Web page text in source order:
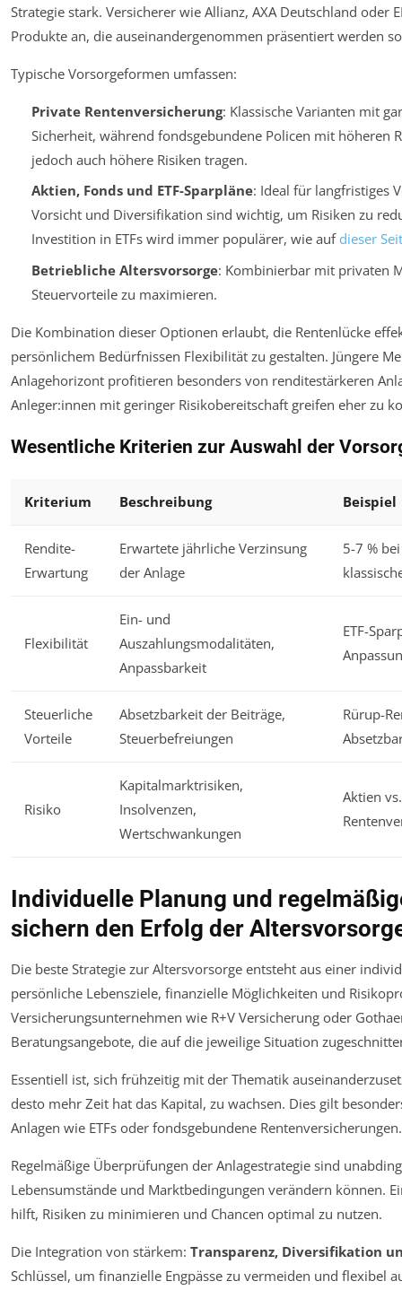
Strategie stark. Versicherer wie Allianz, AXA Deutschland oder
Produkte an, die auseinandergenommen präsentiert werden
Typische Vorsorgeformen umfassen:
Private Rentenversicherung: Klassische Varianten mit
Sicherheit, während fondsgebundene Policen mit höheren
jedoch auch höhere Risiken tragen.
Aktien, Fonds und ETF-Sparpläne: Ideal für langfristiges
Vorsicht und Diversifikation sind wichtig, um Risiken zu
Investition in ETFs wird immer populärer, wie auf dieser
Betriebliche Altersvorsorge: Kombinierbar mit privaten
Steuervorteile zu maximieren.
Die Kombination dieser Optionen erlaubt, die Rentenlücke
persönlichem Bedürfnissen Flexibilität zu gestalten. Jüngere
Anlagehorizont profitieren besonders von renditestärkeren
Anleger:innen mit geringer Risikobereitschaft greifen eher zu
Wesentliche Kriterien zur Auswahl der
Kriterium Beschreibung Beispiel
Rendite-
Erwartung
Erwartete jährliche Verzinsung
der Anlage
5-7 %
Flexibilität
Ein- und
Auszahlungsmodalitäten,
Anpassbarkeit
ETF-
Steuerliche
Vorteile
Absetzbarkeit der Beiträge,
Steuerbefreiungen
Rürup-
Risiko
Kapitalmarktrisiken,
Insolvenzen,
Wertschwankungen
Aktien
Individuelle Planung und
sichern den Erfolg der
Die beste Strategie zur Altersvorsorge entsteht aus einer
persönliche Lebensziele, finanzielle Möglichkeiten und
Versicherungsunternehmen wie R+V Versicherung oder
Beratungsangebote, die auf die jeweilige Situation
Essentiell ist, sich frühzeitig mit der Thematik
desto mehr Zeit hat das Kapital, zu wachsen. Dies gilt
Anlagen wie ETFs oder fondsgebundene Rentenversicherungen.
Regelmäßige Überprüfungen der Anlagestrategie sind
Lebensumstände und Marktbedingungen verändern können.
hilft, Risiken zu minimieren und Chancen optimal zu nutzen.
Die Integration von stärkem: Transparenz, Diversifikation
Schlüssel, um finanzielle Engpässe zu vermeiden und flexibel